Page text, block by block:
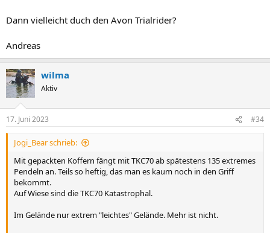
Dann vielleicht duch den Avon Trialrider?
Andreas
wilma
Aktiv
17. Juni 2023 #34
Jogi_Bear schrieb:
Mit gepackten Koffern fängt mit TKC70 ab spätestens 135 extremes
Pendeln an. Teils so heftig, das man es kaum noch in den Griff
bekommt.
Auf Wiese sind die TKC70 Katastrophal.
Im Gelände nur extrem "leichtes" Gelände. Mehr ist nicht.